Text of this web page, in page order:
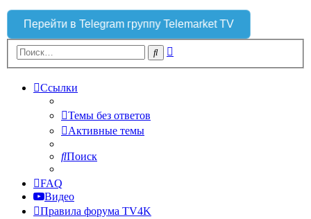
Перейти в Telegram группу Telemarket TV
Поиск
Ссылки
Темы без ответов
Активные темы
Поиск
FAQ
Видео
Правила форума TV4K